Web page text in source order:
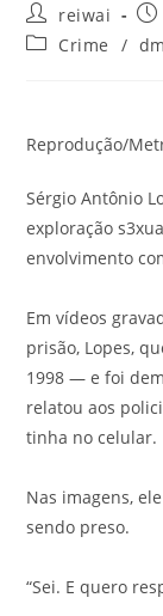
Autor
do
post:
reiwai
Categoria
Crime /
Reprodução/
Sérgio Antônio
exploração
envolvimento
Em vídeos
prisão, Lopes,
1998 — e foi
relatou aos
tinha no celular.
Nas imagens,
sendo preso.
“Sei. E quero